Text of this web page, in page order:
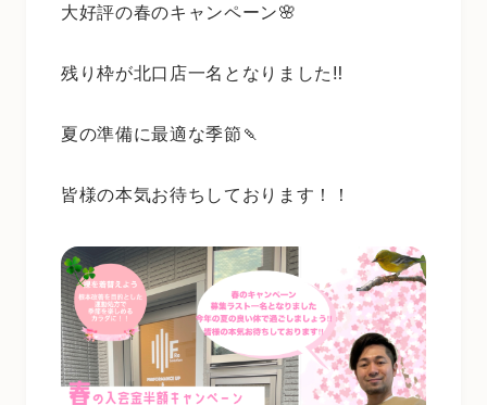
大好評の春のキャンペーン🌸
残り枠が北口店一名となりました‼︎
夏の準備に最適な季節🍡
皆様の本気お待ちしております！！